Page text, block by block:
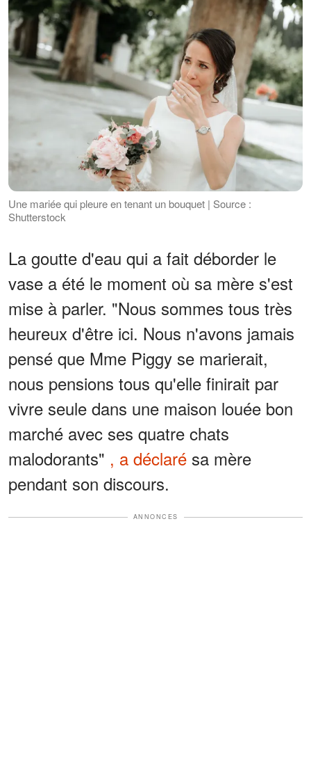
Une mariée qui pleure en tenant un bouquet | Source :
Shutterstock
La goutte d'eau qui a fait déborder le
vase a été le moment où sa mère s'est
mise à parler. "Nous sommes tous très
heureux d'être ici. Nous n'avons jamais
pensé que Mme Piggy se marierait,
nous pensions tous qu'elle finirait par
vivre seule dans une maison louée bon
marché avec ses quatre chats
malodorants" , a déclaré sa mère
pendant son discours.
ANNONCES